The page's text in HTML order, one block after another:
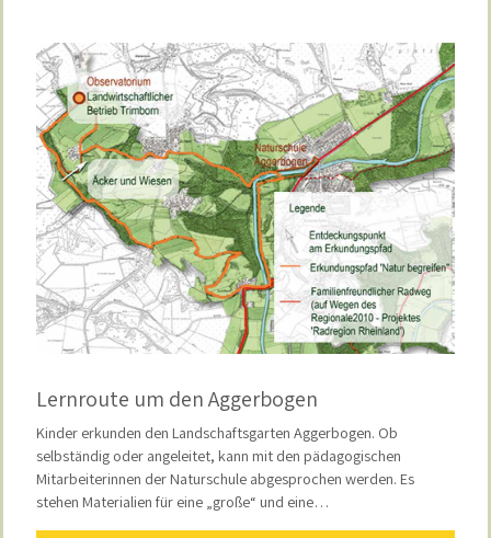
Lernroute um den Aggerbogen
Kinder erkunden den Landschaftsgarten Aggerbogen. Ob
selbständig oder angeleitet, kann mit den pädagogischen
Mitarbeiterinnen der Naturschule abgesprochen werden. Es
stehen Materialien für eine „große“ und eine…